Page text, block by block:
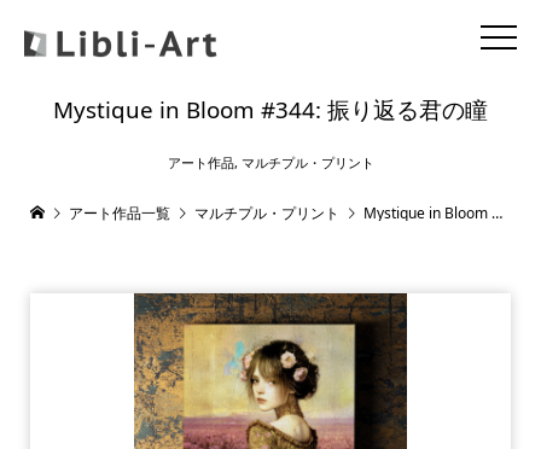
Mystique in Bloom #344: 振り返る君の瞳
アート作品, マルチプル・プリント
アート作品一覧 マルチプル・プリント Mystique in Bloom #344: 振り返る君の瞳